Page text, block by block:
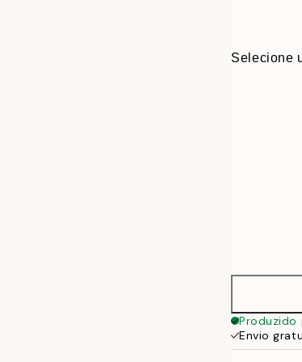
Selecione
50 x
Produzido
Envio